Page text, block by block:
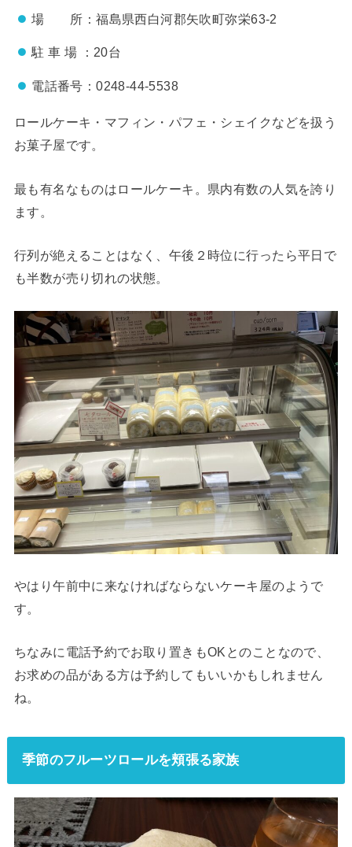
場 所：福島県西白河郡矢吹町弥栄63-2
駐 車 場 ：20台
電話番号：0248-44-5538
ロールケーキ・マフィン・パフェ・シェイクなどを扱う
お菓子屋です。
最も有名なものはロールケーキ。県内有数の人気を誇り
ます。
行列が絶えることはなく、午後２時位に行ったら平日で
も半数が売り切れの状態。
やはり午前中に来なければならないケーキ屋のようで
す。
ちなみに電話予約でお取り置きもOKとのことなので、
お求めの品がある方は予約してもいいかもしれません
ね。
季節のフルーツロールを頬張る家族